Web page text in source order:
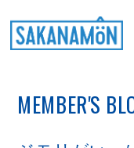
NEWS
MEMBER'S